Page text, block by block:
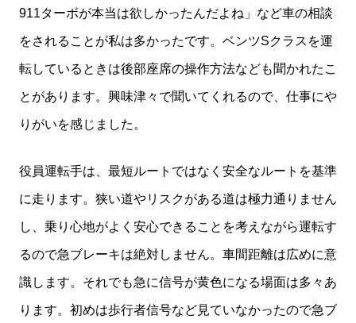
911ターボが本当は欲しかったんだよね」など車の相談
をされることが私は多かったです。ベンツSクラスを運
転しているときは後部座席の操作方法なども聞かれたこ
とがあります。興味津々で聞いてくれるので、仕事にや
りがいを感じました。
役員運転手は、最短ルートではなく安全なルートを基準
に走ります。狭い道やリスクがある道は極力通りません
し、乗り心地がよく安心できることを考えながら運転す
るので急ブレーキは絶対しません。車間距離は広めに意
識します。それでも急に信号が黄色になる場面は多々あ
ります。初めは歩行者信号など見ていなかったので急ブ